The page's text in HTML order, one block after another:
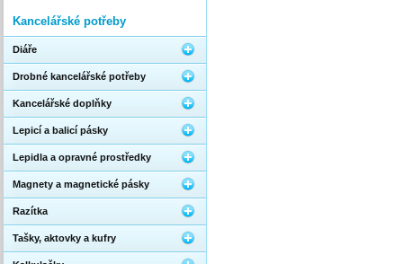
Kancelářské potřeby
Diáře
Drobné kancelářské potřeby
Kancelářské doplňky
Lepicí a balicí pásky
Lepidla a opravné prostředky
Magnety a magnetické pásky
Razítka
Tašky, aktovky a kufry